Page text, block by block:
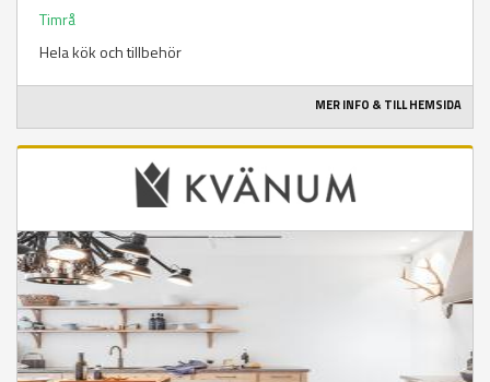
Timrå
Hela kök och tillbehör
MER INFO & TILL HEMSIDA